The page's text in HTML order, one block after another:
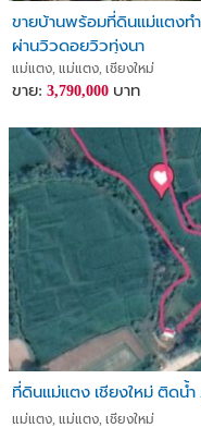
ขายบ้านพร้อมที่ดินแม่แตงท
ผ่านวิวดอยวิวทุ่งนา
แม่แตง, แม่แตง, เชียงใหม่
ขาย: 3,790,000 บาท
ที่ดินแม่แตง เชียงใหม่ ติดน้ำ
แม่แตง, แม่แตง, เชียงใหม่